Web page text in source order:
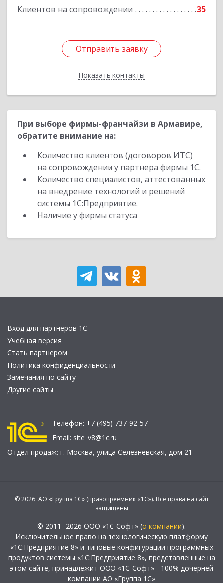
Клиентов на сопровождении 35
Отправить заявку
Показать контакты
Подробнее
Отправить заявку
Назад
При выборе фирмы-франчайзи в Армавире,
обратите внимание на:
Количество клиентов (договоров ИТС)
на сопровождении у партнера фирмы 1С.
Количество специалистов, аттестованных
на внедрение технологий и решений
системы 1С:Предприятие.
Наличие у фирмы статуса
Вход для партнеров 1С
Учебная версия
Стать партнером
Политика конфиденциальности
Замечания по сайту
Другие сайты
Телефон: +7 (495) 737-92-57
Email: site_v8@1c.ru
Отдел продаж: г. Москва, улица Селезнёвская, дом 21
© 2026 АО «Группа 1С» (правопреемник «1С»). Все права на сайт
защищены
© 2011- 2026 ООО «1С-Софт» (о компании).
Исключительное право на технологическую платформу
«1С:Предприятие 8» и типовые конфигурации программных
продуктов системы «1С:Предприятие 8», представленные на
этом сайте, принадлежит ООО «1С-Софт» - 100% дочерней
компании АО «Группа 1С»